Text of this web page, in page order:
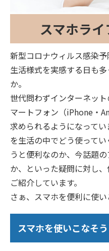
スマホラ
新型コロナウィルス感染
生活様式を実感する日も
か。
世代問わずインターネッ
マートフォン（iPhone・
求められるようになって
を生活の中でどう使って
うと便利なのか、今話題
か、といった疑問に対し
ご紹介しています。
さぁ、スマホを便利に使
スマホを使いこなそう